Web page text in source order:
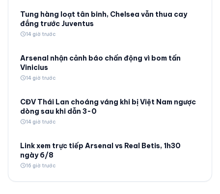
Tung hàng loạt tân binh, Chelsea vẫn thua cay
đắng trước Juventus
schedule14 giờ trước
Arsenal nhận cảnh báo chấn động vì bom tấn
Vinicius
schedule14 giờ trước
CĐV Thái Lan choáng váng khi bị Việt Nam ngược
dòng sau khi dẫn 3-0
schedule14 giờ trước
Link xem trực tiếp Arsenal vs Real Betis, 1h30
ngày 6/8
schedule16 giờ trước